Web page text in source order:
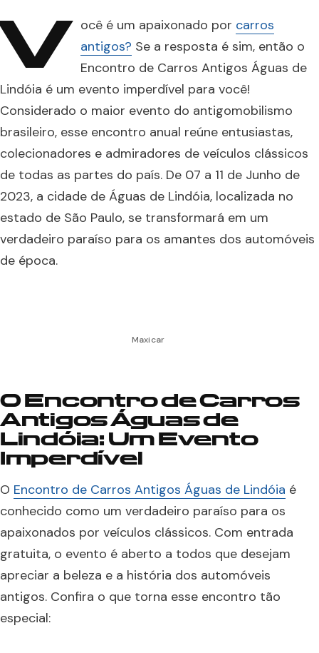
ocê é um apaixonado por carros
antigos? Se a resposta é sim, então o
Encontro de Carros Antigos Águas de
Lindóia é um evento imperdível para você!
Considerado o maior evento do antigomobilismo
brasileiro, esse encontro anual reúne entusiastas,
colecionadores e admiradores de veículos clássicos
de todas as partes do país. De 07 a 11 de Junho de
2023, a cidade de Águas de Lindóia, localizada no
estado de São Paulo, se transformará em um
verdadeiro paraíso para os amantes dos automóveis
de época.
Maxicar
O Encontro de Carros
Antigos Águas de
Lindóia: Um Evento
Imperdível
O Encontro de Carros Antigos Águas de Lindóia é
conhecido como um verdadeiro paraíso para os
apaixonados por veículos clássicos. Com entrada
gratuita, o evento é aberto a todos que desejam
apreciar a beleza e a história dos automóveis
antigos. Confira o que torna esse encontro tão
especial: